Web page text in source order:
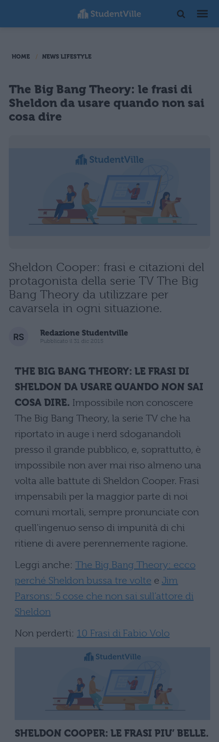
HOME NEWS LIFESTYLE
The Big Bang Theory: le frasi di
Sheldon da usare quando non sai
cosa dire
Sheldon Cooper: frasi e citazioni del
protagonista della serie TV The Big
Bang Theory da utilizzare per
cavarsela in ogni situazione.
Redazione Studentville
Pubblicato il 31 dic 2015
THE BIG BANG THEORY: LE FRASI DI
SHELDON DA USARE QUANDO NON SAI
COSA DIRE. Impossibile non conoscere
The Big Bang Theory, la serie TV che ha
riportato in auge i nerd sdoganandoli
presso il grande pubblico, e, soprattutto, è
impossibile non aver mai riso almeno una
volta alle battute di Sheldon Cooper. Frasi
impensabili per la maggior parte di noi
comuni mortali, sempre pronunciate con
quell’ingenuo senso di impunità di chi
ritiene di avere perennemente ragione.
Leggi anche: The Big Bang Theory: ecco
perché Sheldon bussa tre volte e Jim
Parsons: 5 cose che non sai sull’attore di
Sheldon
Non perderti: 10 Frasi di Fabio Volo
SHELDON COOPER: LE FRASI PIU’ BELLE.